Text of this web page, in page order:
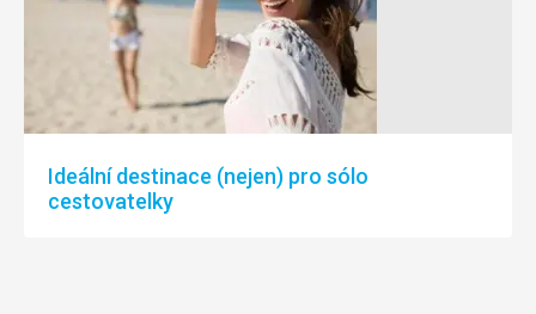
Ideální destinace (nejen) pro sólo
cestovatelky